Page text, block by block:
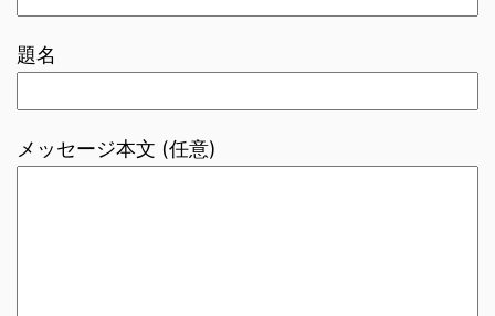
題名
メッセージ本文 (任意)